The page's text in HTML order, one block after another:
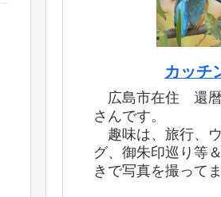
カッチ
広島市在住 還暦
さんです。
趣味は、旅行、
グ、御朱印巡り等
きで写真を撮ってま